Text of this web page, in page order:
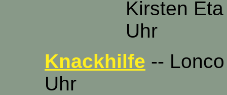
Kirsten
Uhr
Knackhilfe --
Uhr